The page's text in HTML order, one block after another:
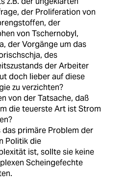
der Proliferation von
der
von Tschernobyl,
der Vorgänge um das
des
der Arbeiter
doch lieber auf diese
zu verzichten?
von der Tatsache, daß
die teuerste Art ist Strom
das primäre Problem der
Politik die
ist, sollte sie keine
Scheingefechte